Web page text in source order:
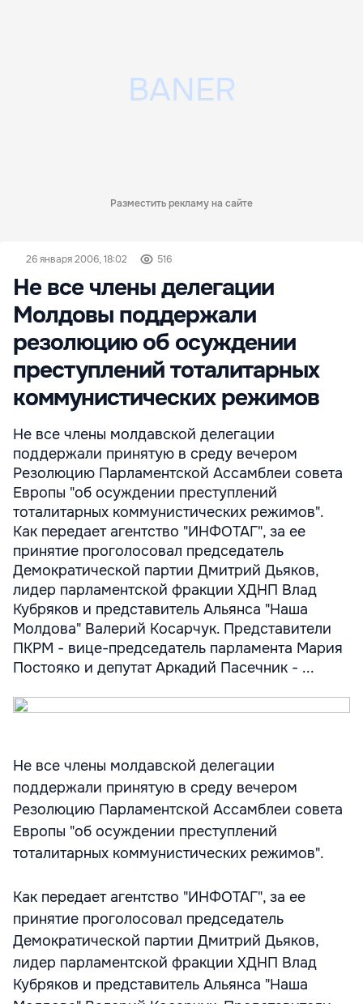
Разместить рекламу на сайте
26 января 2006, 18:02 516
Не все члены делегации
Молдовы поддержали
резолюцию об осуждении
преступлений тоталитарных
коммунистических режимов
Не все члены молдавской делегации
поддержали принятую в среду вечером
Резолюцию Парламентской Ассамблеи совета
Европы "об осуждении преступлений
тоталитарных коммунистических режимов".
Как передает агентство "ИНФОТАГ", за ее
принятие проголосовал председатель
Демократической партии Дмитрий Дьяков,
лидер парламентской фракции ХДНП Влад
Кубряков и представитель Альянса "Наша
Молдова" Валерий Косарчук. Представители
ПКРМ - вице-председатель парламента Мария
Постояко и депутат Аркадий Пасечник - ...
Не все члены молдавской делегации
поддержали принятую в среду вечером
Резолюцию Парламентской Ассамблеи совета
Европы "об осуждении преступлений
тоталитарных коммунистических режимов".
Как передает агентство "ИНФОТАГ", за ее
принятие проголосовал председатель
Демократической партии Дмитрий Дьяков,
лидер парламентской фракции ХДНП Влад
Кубряков и представитель Альянса "Наша